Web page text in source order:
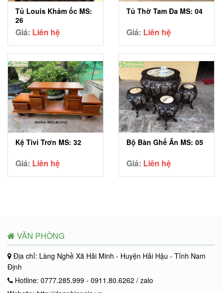
Tủ Louis Khảm ốc MS:
26
Giá: Liên hệ
Tủ Thờ Tam Đa MS: 04
Giá: Liên hệ
Kệ Tivi Trơn MS: 32
Giá: Liên hệ
Bộ Bàn Ghế Ăn MS: 05
Giá: Liên hệ
VĂN PHÒNG
Địa chỉ: Làng Nghề Xã Hải Minh - Huyện Hải Hậu - Tỉnh Nam
Định
Hotline: 0777.285.999 - 0911.80.6262 / zalo